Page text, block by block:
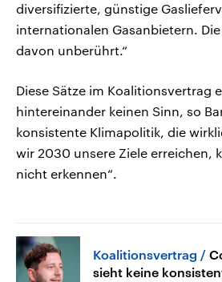
diversifizierte, günstige
internationalen Gasanbietern.
davon unberührt.“
Diese Sätze im Koalitionsvertrag
hintereinander keinen Sinn, so
konsistente Klimapolitik, die
wir 2030 unsere Ziele erreichen,
nicht erkennen“.
Koalitionsvertrag
sieht keine